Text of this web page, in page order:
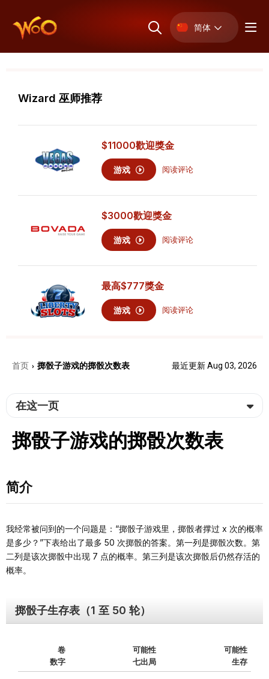
简体
Wizard 巫师推荐
$11000歡迎獎金
游戏 阅读评论
$3000歡迎獎金
游戏 阅读评论
最高$777獎金
游戏 阅读评论
首页 › 掷骰子游戏的掷骰次数表 最近更新 Aug 03, 2026
在这一页
掷骰子游戏的掷骰次数表
简介
我经常被问到的一个问题是：“掷骰子游戏里，掷骰者撑过 x 次的概率
是多少？”下表给出了最多 50 次掷骰的答案。第一列是掷骰次数。第
二列是该次掷骰中出现 7 点的概率。第三列是该次掷骰后仍然存活的
概率。
掷骰子生存表（1 至 50 轮）
卷
数字
可能性
七出局
可能性
生存